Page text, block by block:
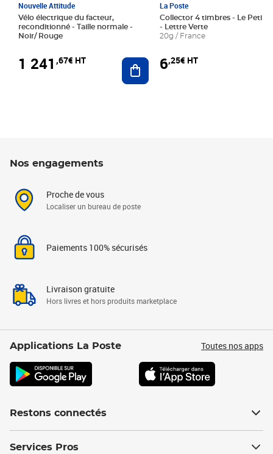
Nouvelle Attitude
Vélo électrique du facteur,
reconditionné - Taille normale -
Noir/ Rouge
1 241 ,67€ HT Ajouter au panier
La Poste
Collector 4 timbres - Le Petit
- Lettre Verte
20g / France
6,25€ HT
Nos engagements
Proche de vous
Localiser un bureau de poste
Paiements 100% sécurisés
Livraison gratuite
Hors livres et hors produits marketplace
Applications La Poste Toutes nos apps
Restons connectés
Services Pros